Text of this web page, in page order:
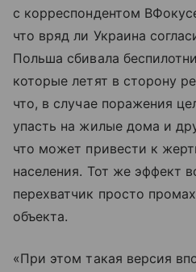
с корреспондентом
что вряд ли Украина
Польша сбивала
которые летят в сторону
что, в случае поражения
упасть на жилые дома и
что может привести к
населения. Тот же эффект
перехватчик просто
объекта.
«При этом такая версия